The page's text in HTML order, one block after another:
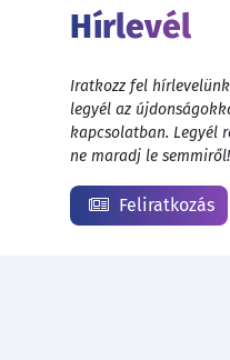
Hírlevél
Iratkozz fel
legyél az
kapcsolatban. Legyél
ne maradj le semmiről!
Feliratkozás